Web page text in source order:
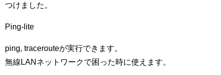
つけました。
Ping-lite
ping, tracerouteが実行できます。
無線LANネットワークで困った時に使えます。